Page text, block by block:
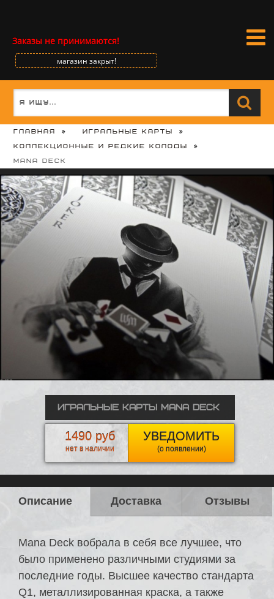
Заказы не принимаются!
магазин закрыт!
Главная
Игральные карты
Коллекционные и редкие колоды
Mana Deck
Игральные карты Mana Deck
УВЕДОМИТЬ
(о появлении)
1490 руб
нет в наличии
Описание Доставка Отзывы
Mana Deck вобрала в себя все лучшее, что
было применено различными студиями за
последние годы. Высшее качество стандарта
Q1, металлизированная краска, а также